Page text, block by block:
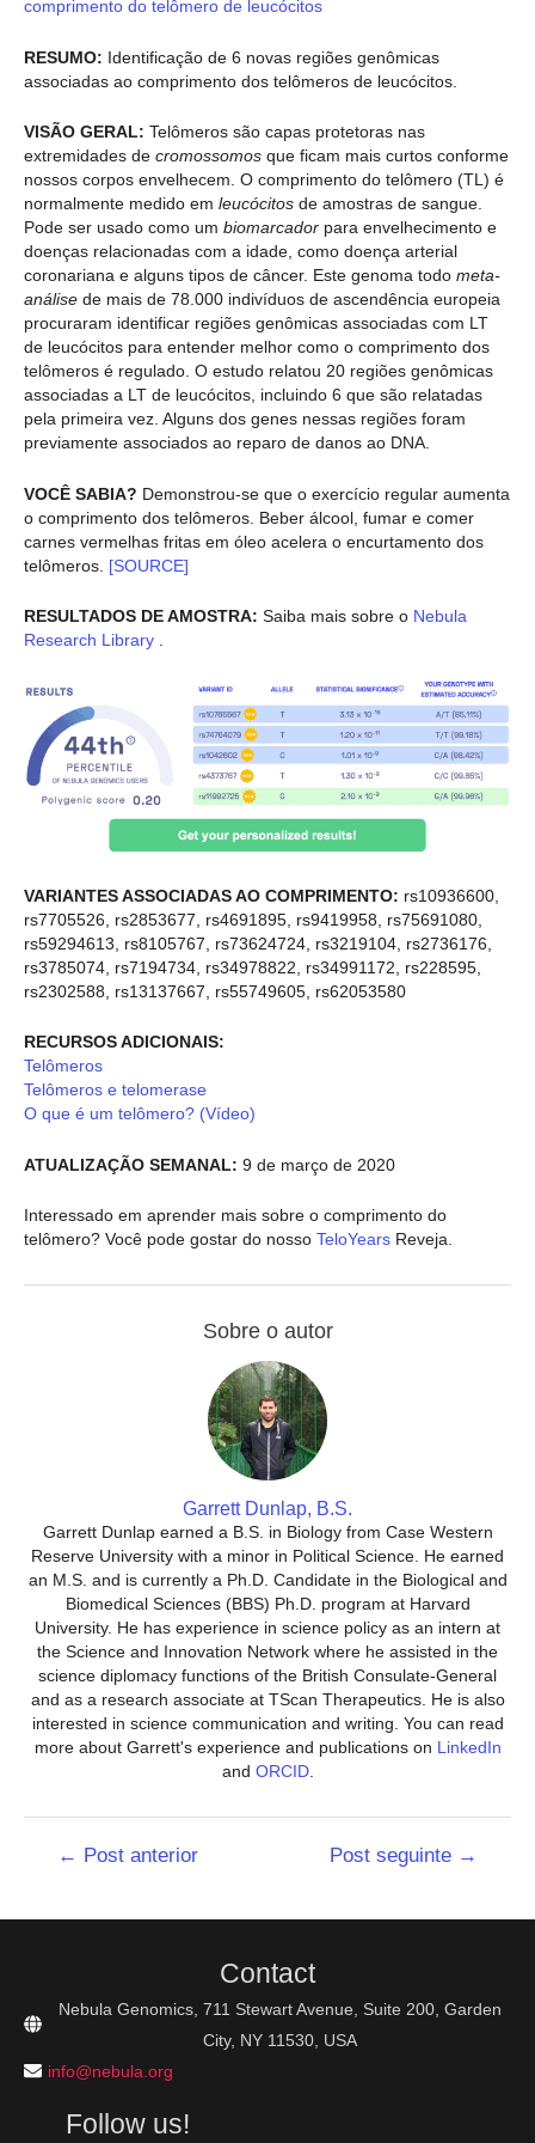
comprimento do telômero de leucócitos
RESUMO: Identificação de 6 novas regiões genômicas
associadas ao comprimento dos telômeros de leucócitos.
VISÃO GERAL: Telômeros são capas protetoras nas
extremidades de cromossomos que ficam mais curtos conforme
nossos corpos envelhecem. O comprimento do telômero (TL) é
normalmente medido em leucócitos de amostras de sangue.
Pode ser usado como um biomarcador para envelhecimento e
doenças relacionadas com a idade, como doença arterial
coronariana e alguns tipos de câncer. Este genoma todo meta-
análise de mais de 78.000 indivíduos de ascendência europeia
procuraram identificar regiões genômicas associadas com LT
de leucócitos para entender melhor como o comprimento dos
telômeros é regulado. O estudo relatou 20 regiões genômicas
associadas a LT de leucócitos, incluindo 6 que são relatadas
pela primeira vez. Alguns dos genes nessas regiões foram
previamente associados ao reparo de danos ao DNA.
VOCÊ SABIA? Demonstrou-se que o exercício regular aumenta
o comprimento dos telômeros. Beber álcool, fumar e comer
carnes vermelhas fritas em óleo acelera o encurtamento dos
telômeros. [SOURCE]
RESULTADOS DE AMOSTRA: Saiba mais sobre o Nebula
Research Library
VARIANTES ASSOCIADAS AO COMPRIMENTO: rs10936600,
rs7705526, rs2853677, rs4691895, rs9419958, rs75691080,
rs59294613, rs8105767, rs73624724, rs3219104, rs2736176,
rs3785074, rs7194734, rs34978822, rs34991172, rs228595,
rs2302588, rs13137667, rs55749605, rs62053580
RECURSOS ADICIONAIS:
Telômeros
Telômeros e telomerase
O que é um telômero? (Vídeo)
ATUALIZAÇÃO SEMANAL: 9 de março de 2020
Interessado em aprender mais sobre o comprimento do
telômero? Você pode gostar do nosso TeloYears Reveja.
Sobre o autor
Garrett Dunlap, B.S.
Garrett Dunlap earned a B.S. in Biology from Case Western
Reserve University with a minor in Political Science. He earned
an M.S. and is currently a Ph.D. Candidate in the Biological and
Biomedical Sciences (BBS) Ph.D. program at Harvard
University. He has experience in science policy as an intern at
the Science and Innovation Network where he assisted in the
science diplomacy functions of the British Consulate-General
and as a research associate at TScan Therapeutics. He is also
interested in science communication and writing. You can read
more about Garrett's experience and publications on LinkedIn
and ORCID.
Navegação
← Post anterior Post seguinte →
Contact
Nebula Genomics, 711 Stewart Avenue, Suite 200, Garden
City, NY 11530, USA
info@nebula.org
Follow us!